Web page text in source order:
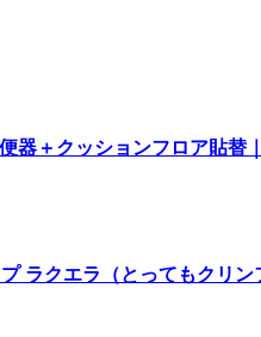
器＋クッションフロア貼替
ラクエラ（とってもクリン